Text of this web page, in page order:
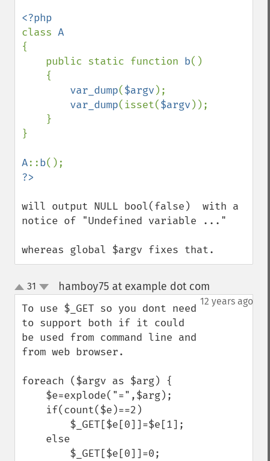
class
{
    public static function
b()
var_dump($argv);
var_dump(isset($argv));
}
A::b
will output NULL bool(false)  with a
notice of "Undefined variable ..."
whereas global $argv fixes that.
up
down
31 hamboy75 at example dot com
12 years ago
To use $_GET so you dont need
to support both if it could
be used from command line and
from web browser.
foreach ($argv as $arg) {